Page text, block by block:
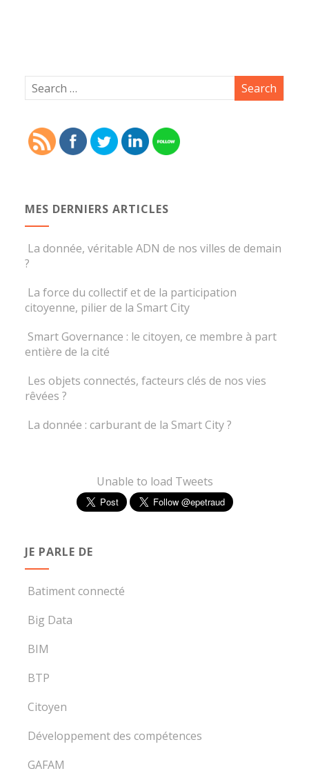
MES DERNIERS ARTICLES
La donnée, véritable ADN de nos villes de demain
?
La force du collectif et de la participation
citoyenne, pilier de la Smart City
Smart Governance : le citoyen, ce membre à part
entière de la cité
Les objets connectés, facteurs clés de nos vies
rêvées ?
La donnée : carburant de la Smart City ?
Unable to load Tweets
JE PARLE DE
Batiment connecté
Big Data
BIM
BTP
Citoyen
Développement des compétences
GAFAM